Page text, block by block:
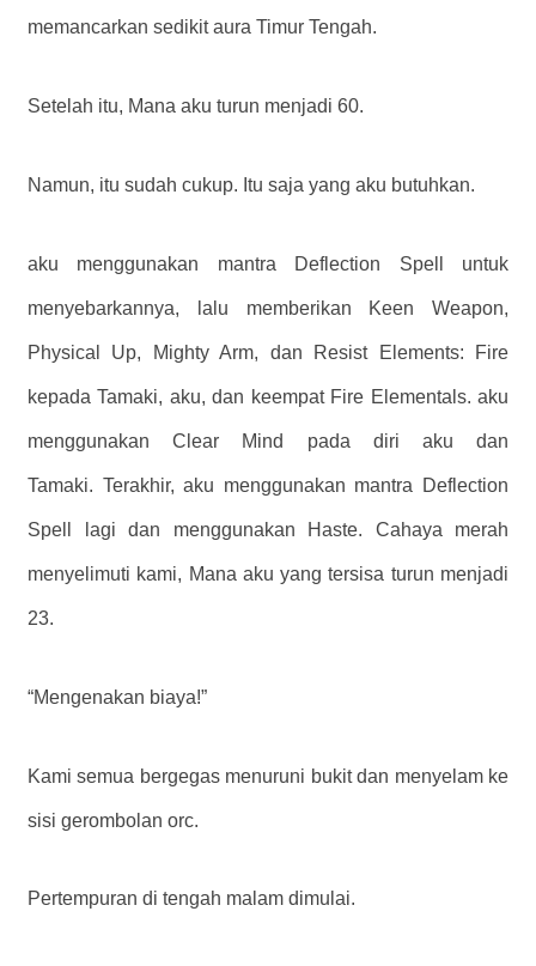
memancarkan sedikit aura Timur Tengah.
Setelah itu, Mana aku turun menjadi 60.
Namun, itu sudah cukup. Itu saja yang aku butuhkan.
aku menggunakan mantra Deflection Spell untuk
menyebarkannya, lalu memberikan Keen Weapon,
Physical Up, Mighty Arm, dan Resist Elements: Fire
kepada Tamaki, aku, dan keempat Fire Elementals. aku
menggunakan Clear Mind pada diri aku dan
Tamaki. Terakhir, aku menggunakan mantra Deflection
Spell lagi dan menggunakan Haste. Cahaya merah
menyelimuti kami, Mana aku yang tersisa turun menjadi
23.
“Mengenakan biaya!”
Kami semua bergegas menuruni bukit dan menyelam ke
sisi gerombolan orc.
Pertempuran di tengah malam dimulai.